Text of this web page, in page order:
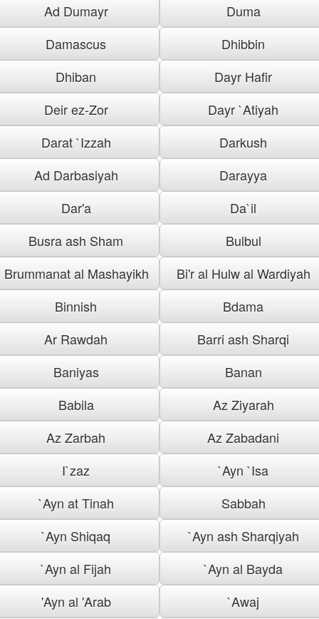
Ad Dumayr
Duma
Damascus
Dhibbin
Dhiban
Dayr Hafir
Deir ez-Zor
Dayr `Atiyah
Darat `Izzah
Darkush
Ad Darbasiyah
Darayya
Dar'a
Da`il
Busra ash Sham
Bulbul
Brummanat al Mashayikh
Bi'r al Hulw al Wardiyah
Binnish
Bdama
Ar Rawdah
Barri ash Sharqi
Baniyas
Banan
Babila
Az Ziyarah
Az Zarbah
Az Zabadani
I`zaz
`Ayn `Isa
`Ayn at Tinah
Sabbah
`Ayn Shiqaq
`Ayn ash Sharqiyah
`Ayn al Fijah
`Ayn al Bayda
'Ayn al 'Arab
`Awaj